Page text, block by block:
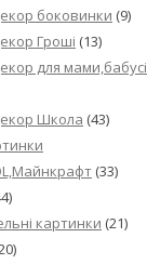
боковинки (9)
Гроші (13)
для мами,бабусі
Школа (43)
(33)
картинки (21)